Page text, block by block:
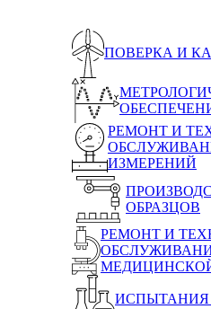
ПОВЕРКА И
РЕМОНТ И
ИЗМЕРЕНИЙ
ОБРАЗЦОВ
РЕМОНТ И
ИСПЫТАНИЯ